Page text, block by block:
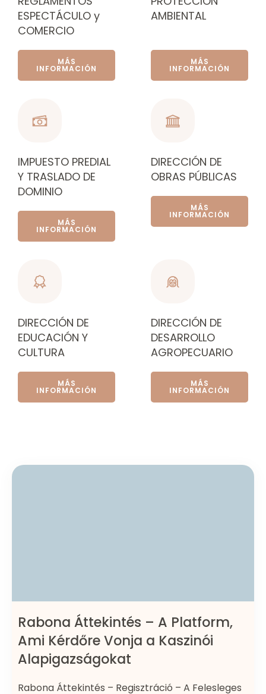
ESPECTÁCULO y
COMERCIO
MÁS
INFORMACIÓN
AMBIENTAL
MÁS
INFORMACIÓN
IMPUESTO PREDIAL
Y TRASLADO DE
DOMINIO
MÁS
INFORMACIÓN
DIRECCIÓN DE
OBRAS PÚBLICAS
MÁS
INFORMACIÓN
DIRECCIÓN DE
EDUCACIÓN Y
CULTURA
MÁS
INFORMACIÓN
DIRECCIÓN DE
DESARROLLO
AGROPECUARIO
MÁS
INFORMACIÓN
Rabona Áttekintés – A Platform,
Ami Kérdőre Vonja a Kaszinói
Alapigazságokat
Rabona Áttekintés – Regisztráció – A Felesleges